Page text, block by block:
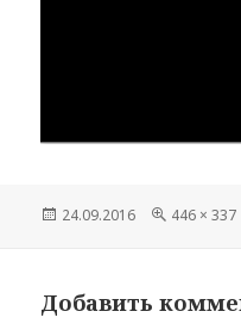
Опубликовано
24.09.2016
Полный
446 × 337
Добавить